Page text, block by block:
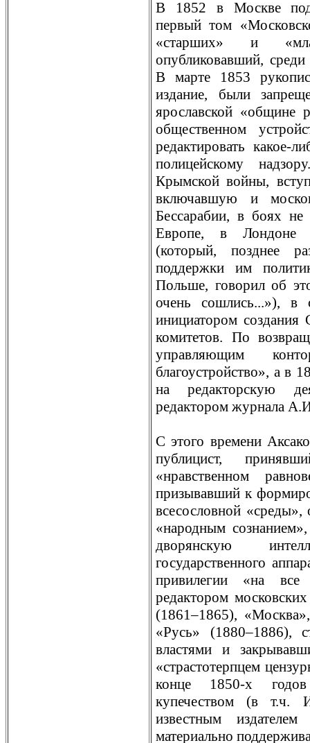
В 1852 в Москве под
первый том
«старших» и
опубликовавший,
В марте 1853
издание, были
ярославской «общине
общественном
рeдактировать какое-
полицейскому
Крымской войны,
включавшую и
Бессарабии, в боях не
Европе, в Лондоне
(который, позднее
поддержки им
Польше, говорил об
очень сошлись...»), в
инициатором создания
комитетов. По
управляющим
благоустройство», а в
на рeдакторскую
рeдактором журнала
С этого врeмени
публицист,
«нравственном
призывавший к
всесословной
«народным
дворянскую
государственного
привилегии «на все
рeдактором
(1861–1865),
«Русь» (1880–1886),
властями и
«страстотерпцем
конце 1850-х
купечеством (в
известным
материально